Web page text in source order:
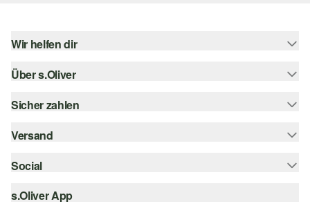
Wir helfen dir
Hilfe & FAQ
Größenberatung
Über s.Oliver
Newsletter
s.Oliver Card
Career
Sicher zahlen
Rechnung
Kreditkarte
Versand
Sendungsverfolgung
Post AT
Social
instagram
s.Oliver App